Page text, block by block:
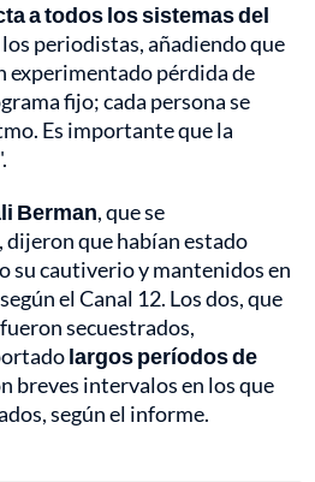
a todos los sistemas del
los periodistas, añadiendo que
experimentado pérdida de
fijo; cada persona se
Es importante que la
Berman, que se
que habían estado
su cautiverio y mantenidos en
el Canal 12. Los dos, que
secuestrados,
largos períodos de
breves intervalos en los que
según el informe.